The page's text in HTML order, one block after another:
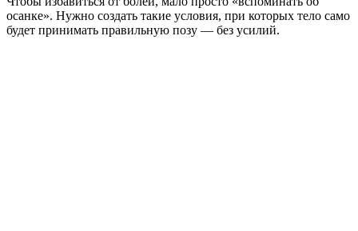
осанке». Нужно создать такие условия, при которых тело само
будет принимать правильную позу — без усилий.